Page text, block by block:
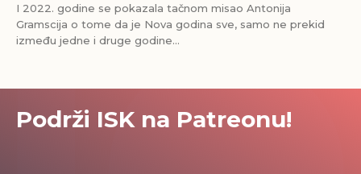
I 2022. godine se pokazala tačnom misao Antonija
Gramscija o tome da je Nova godina sve, samo ne prekid
između jedne i druge godine...
Podrži ISK na Patreonu!